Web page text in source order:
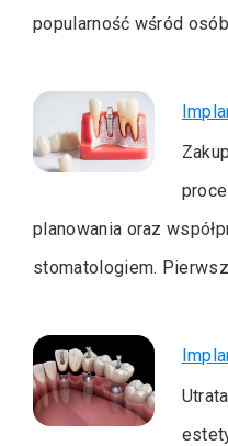
popularność wśród
planowania oraz
stomatologiem.